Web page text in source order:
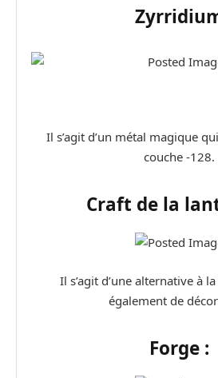
Il s’agit d’un métal magique
couche -128.
Craft de la
Il s’agit d’une alternative à
également de
Forge :